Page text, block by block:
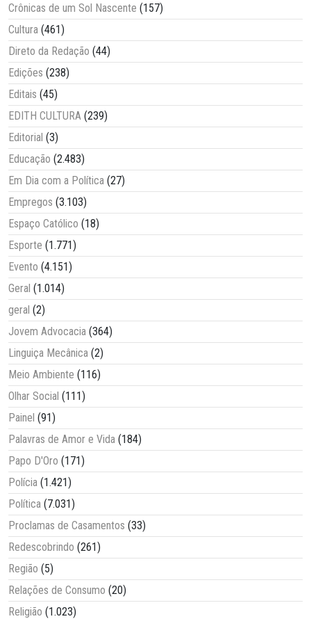
Crônicas de um Sol Nascente (157)
Cultura (461)
Direto da Redação (44)
Edições (238)
Editais (45)
EDITH CULTURA (239)
Editorial (3)
Educação (2.483)
Em Dia com a Política (27)
Empregos (3.103)
Espaço Católico (18)
Esporte (1.771)
Evento (4.151)
Geral (1.014)
geral (2)
Jovem Advocacia (364)
Linguiça Mecânica (2)
Meio Ambiente (116)
Olhar Social (111)
Painel (91)
Palavras de Amor e Vida (184)
Papo D'Oro (171)
Polícia (1.421)
Política (7.031)
Proclamas de Casamentos (33)
Redescobrindo (261)
Região (5)
Relações de Consumo (20)
Religião (1.023)